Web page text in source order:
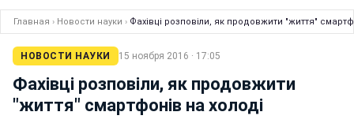
Главная › Новости науки › Фахівці розповіли, як продовжити "життя"
НОВОСТИ НАУКИ 15 ноября 2016 · 17:05
Фахівці розповіли, як продовжити
"життя" смартфонів на холоді